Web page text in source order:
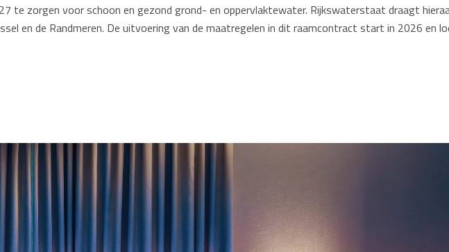
te zorgen voor schoon en gezond grond- en oppervlaktewater. Rijkswaterstaat draagt
en de Randmeren. De uitvoering van de maatregelen in dit raamcontract start in 2026 en